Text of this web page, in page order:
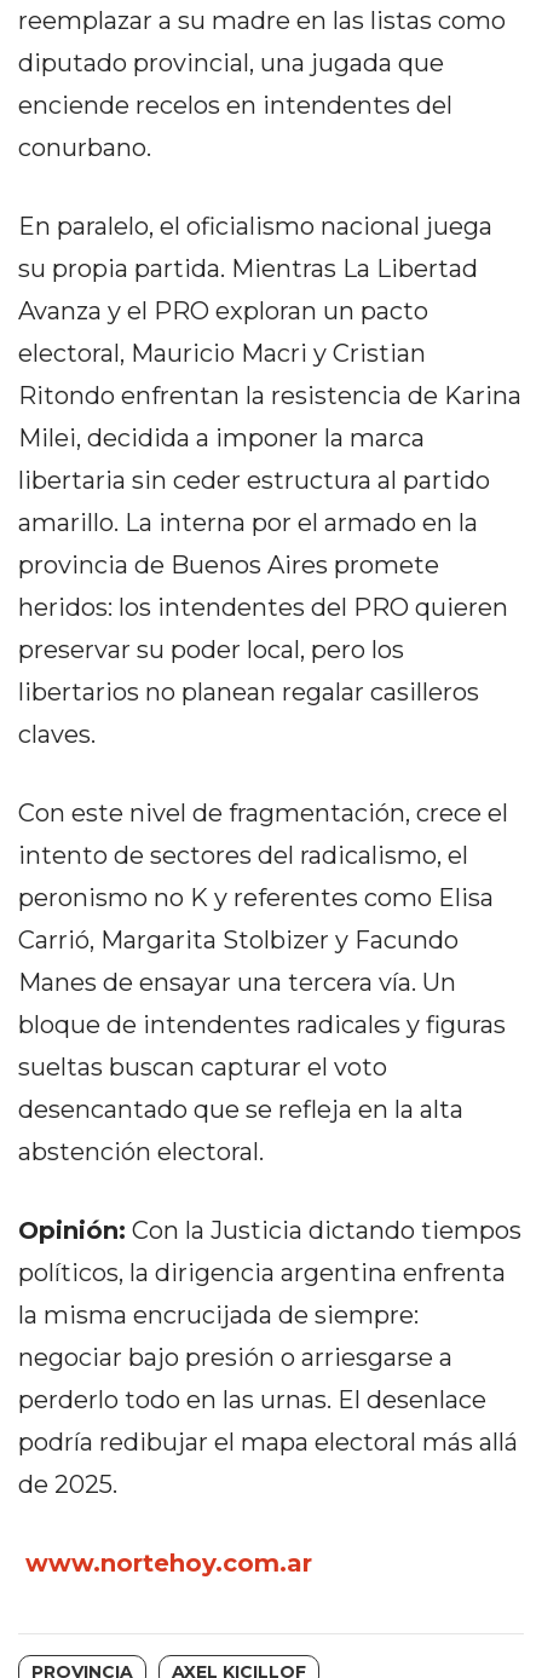
DE
PRIVACIDAD
MAPA
SITIO
TAPA
DIA
DIARIO
REPORTERO
DIARIO
GRUPO
DE
MEDIOS
EN
NORTE
CLAVE
NOTICIAS
ROJAS
DE
ARRECIFES
NOTICIAS
SALTO
ZÁRATE
DE
ZÁRATE
NOTICIAS
CAMPANA
EXALTACIÓN
DE
CRUZ
(BUENOS
EL
MEJOR
reemplazar a su madre en las listas como
diputado provincial, una jugada que
enciende recelos en intendentes del
conurbano.
En paralelo, el oficialismo nacional juega
su propia partida. Mientras La Libertad
Avanza y el PRO exploran un pacto
electoral, Mauricio Macri y Cristian
Ritondo enfrentan la resistencia de Karina
Milei, decidida a imponer la marca
libertaria sin ceder estructura al partido
amarillo. La interna por el armado en la
provincia de Buenos Aires promete
heridos: los intendentes del PRO quieren
preservar su poder local, pero los
libertarios no planean regalar casilleros
claves.
Con este nivel de fragmentación, crece el
intento de sectores del radicalismo, el
peronismo no K y referentes como Elisa
Carrió, Margarita Stolbizer y Facundo
Manes de ensayar una tercera vía. Un
bloque de intendentes radicales y figuras
sueltas buscan capturar el voto
desencantado que se refleja en la alta
abstención electoral.
Opinión: Con la Justicia dictando tiempos
políticos, la dirigencia argentina enfrenta
la misma encrucijada de siempre:
negociar bajo presión o arriesgarse a
perderlo todo en las urnas. El desenlace
podría redibujar el mapa electoral más allá
de 2025.
www.nortehoy.com.ar
PROVINCIA AXEL KICILLOF